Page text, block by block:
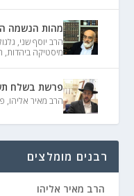
מהות הנשמה
הרב יוסף שני,
מיסטיקה ביהדות,
פרשת בשלח
הרב מאיר אליהו,
רבנים מומלצים
הרב מאיר אליהו